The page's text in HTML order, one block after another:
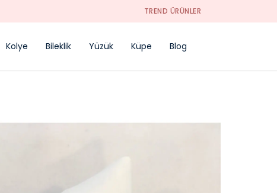
TREND ÜRÜNLER
Kolye Bileklik Yüzük Küpe Blog